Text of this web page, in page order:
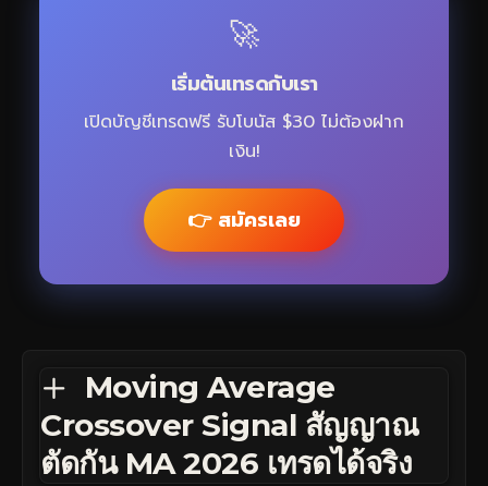
🚀
เริ่มต้นเทรดกับเรา
เปิดบัญชีเทรดฟรี รับโบนัส $30 ไม่ต้องฝาก
เงิน!
👉 สมัครเลย
Moving Average
Crossover Signal สัญญาณ
ตัดกัน MA 2026 เทรดได้จริง